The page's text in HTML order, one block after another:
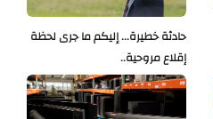
حادثة خطيرة... إليكم ما جرى لحظة
إقلاع مروحية..